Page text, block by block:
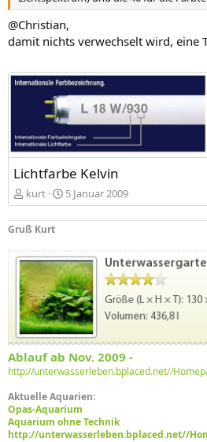
@Christian,
damit nichts verwechselt wird, eine
Lichtfarbe Kelvin
kurt 5 Januar 2009
Gruß Kurt
Ablauf ab Nov. 2009 -
http://unterwasserleben.bplaced.net//
Aktuelle Aquarien:
Opas-Aquarium
Aquarium ohne Technik
http://unterwasserleben.bplaced.net//